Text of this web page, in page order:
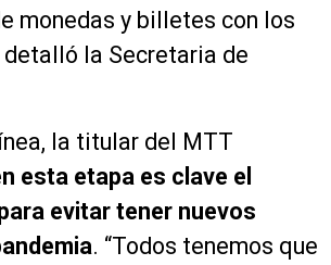
monedas y billetes con los
detalló la Secretaria de
la titular del MTT
esta etapa es clave el
evitar tener nuevos
. “Todos tenemos que